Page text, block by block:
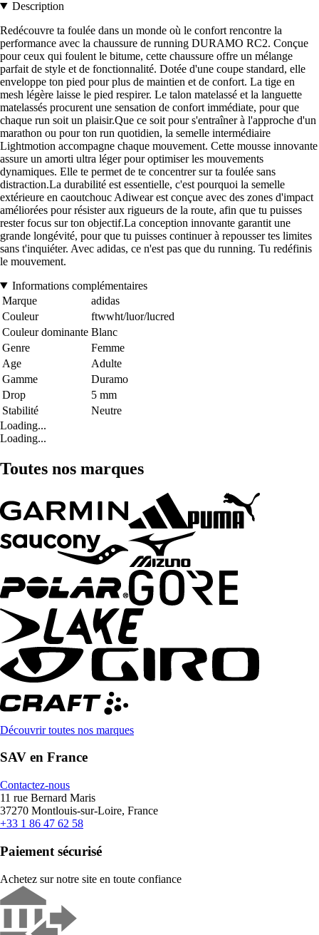
Description
Redécouvre ta foulée dans un monde où le confort rencontre la
performance avec la chaussure de running DURAMO RC2. Conçue
pour ceux qui foulent le bitume, cette chaussure offre un mélange
parfait de style et de fonctionnalité. Dotée d'une coupe standard, elle
enveloppe ton pied pour plus de maintien et de confort. La tige en
mesh légère laisse le pied respirer. Le talon matelassé et la languette
matelassés procurent une sensation de confort immédiate, pour que
chaque run soit un plaisir.Que ce soit pour s'entraîner à l'approche d'un
marathon ou pour ton run quotidien, la semelle intermédiaire
Lightmotion accompagne chaque mouvement. Cette mousse innovante
assure un amorti ultra léger pour optimiser les mouvements
dynamiques. Elle te permet de te concentrer sur ta foulée sans
distraction.La durabilité est essentielle, c'est pourquoi la semelle
extérieure en caoutchouc Adiwear est conçue avec des zones d'impact
améliorées pour résister aux rigueurs de la route, afin que tu puisses
rester focus sur ton objectif.La conception innovante garantit une
grande longévité, pour que tu puisses continuer à repousser tes limites
sans t'inquiéter. Avec adidas, ce n'est pas que du running. Tu redéfinis
le mouvement.
Informations complémentaires
Marque
adidas
Couleur
ftwwht/luor/lucred
Couleur dominante Blanc
Genre
Femme
Age
Adulte
Gamme
Duramo
Drop
5 mm
Stabilité
Neutre
Loading...
Loading...
Toutes nos marques
Découvrir toutes nos marques
SAV en France
Contactez-nous
11 rue Bernard Maris
37270 Montlouis-sur-Loire, France
+33 1 86 47 62 58
Paiement sécurisé
Achetez sur notre site en toute confiance